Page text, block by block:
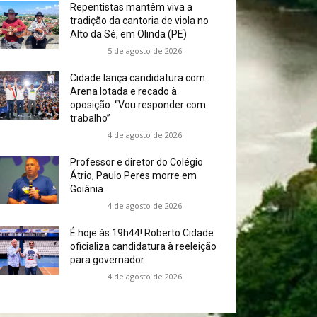
Repentistas mantêm viva a
tradição da cantoria de viola no
Alto da Sé, em Olinda (PE)
5 de agosto de 2026
Cidade lança candidatura com
Arena lotada e recado à
oposição: “Vou responder com
trabalho”
4 de agosto de 2026
Professor e diretor do Colégio
Átrio, Paulo Peres morre em
Goiânia
4 de agosto de 2026
É hoje às 19h44! Roberto Cidade
oficializa candidatura à reeleição
para governador
4 de agosto de 2026